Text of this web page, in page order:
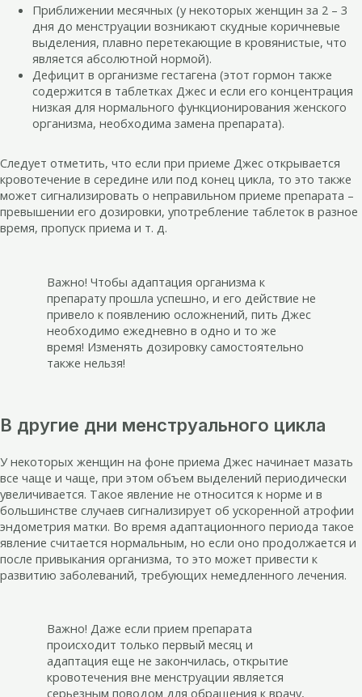
Приближении месячных (у некоторых женщин за 2 – 3
дня до менструации возникают скудные коричневые
выделения, плавно перетекающие в кровянистые, что
является абсолютной нормой).
Дефицит в организме гестагена (этот гормон также
содержится в таблетках Джес и если его концентрация
низкая для нормального функционирования женского
организма, необходима замена препарата).
Следует отметить, что если при приеме Джес открывается
кровотечение в середине или под конец цикла, то это также
может сигнализировать о неправильном приеме препарата –
превышении его дозировки, употребление таблеток в разное
время, пропуск приема и т. д.
Важно! Чтобы адаптация организма к
препарату прошла успешно, и его действие не
привело к появлению осложнений, пить Джес
необходимо ежедневно в одно и то же
время! Изменять дозировку самостоятельно
также нельзя!
В другие дни менструального цикла
У некоторых женщин на фоне приема Джес начинает мазать
все чаще и чаще, при этом объем выделений периодически
увеличивается. Такое явление не относится к норме и в
большинстве случаев сигнализирует об ускоренной атрофии
эндометрия матки. Во время адаптационного периода такое
явление считается нормальным, но если оно продолжается и
после привыкания организма, то это может привести к
развитию заболеваний, требующих немедленного лечения.
Важно! Даже если прием препарата
происходит только первый месяц и
адаптация еще не закончилась, открытие
кровотечения вне менструации является
серьезным поводом для обращения к врачу,